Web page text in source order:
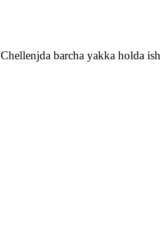
Chellenjda barcha yakka holda